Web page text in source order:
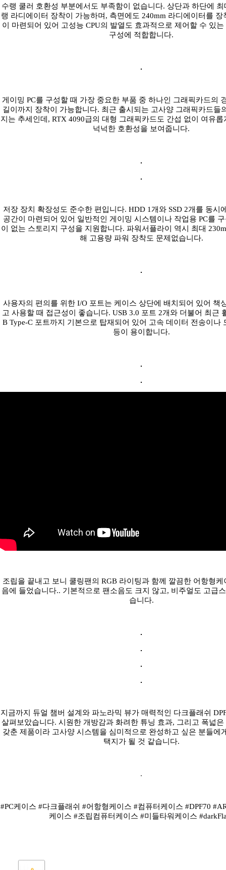
수랭 쿨러 호환성 부분에서도 부족함이 없습니다. 상단과 하단에 최
랭 라디에이터 장착이 가능하며, 측면에도 240mm 라디에이터를 장
이 마련되어 있어 고성능 CPU의 발열도 효과적으로 제어할 수 있
구성에 적합합니다.
게이밍 PC를 구성할 때 가장 중요한 부품 중 하나인 그래픽카드의
길이까지 장착이 가능합니다. 최근 출시되는 고사양 그래픽카드들
지는 추세인데, RTX 4090급의 대형 그래픽카드도 간섭 없이 여유
넉넉한 호환성을 보여줍니다.
저장 장치 확장성도 준수한 편입니다. HDD 1개와 SSD 2개를 동시
공간이 마련되어 있어 일반적인 게이밍 시스템이나 작업용 PC를
이 없는 스토리지 구성을 지원합니다. 파워서플라이 역시 최대
해 고용량 파워 장착도 문제없습니다.
사용자의 편의를 위한 I/O 포트는 케이스 상단에 배치되어 있어 책
고 사용할 때 접근성이 좋습니다. USB 3.0 포트 2개와 더불어 최근
B Type-C 포트까지 기본으로 탑재되어 있어 고속 데이터 전송이나
등이 용이합니다.
조립을 끝내고 보니 쿨링팬의 RGB 라이팅과 함께 깔끔한 어항형
음에 들었습니다.. 기본적으로 팬소음도 크지 않고, 비주얼도 고급
습니다.
지금까지 듀얼 챔버 설계와 파노라믹 뷰가 매력적인 다크플래쉬
살펴보았습니다. 시원한 개방감과 화려한 튜닝 효과, 그리고 폭넓
갖춘 제품이라 고사양 시스템을 심미적으로 완성하고 싶은 분들에
택지가 될 것 같습니다.
#PC케이스 #다크플래쉬 #어항형케이스 #컴퓨터케이스 #DPF70
케이스 #조립컴퓨터케이스 #미들타워케이스